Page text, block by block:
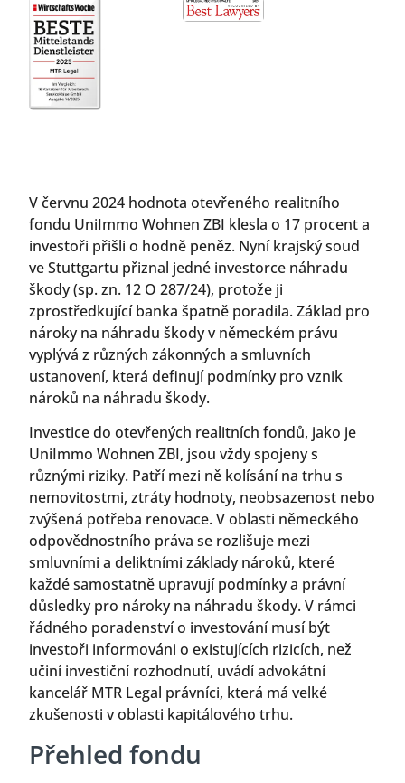
V červnu 2024 hodnota otevřeného realitního
fondu UniImmo Wohnen ZBI klesla o 17 procent a
investoři přišli o hodně peněz. Nyní krajský soud
ve Stuttgartu přiznal jedné investorce náhradu
škody (sp. zn. 12 O 287/24), protože ji
zprostředkující banka špatně poradila. Základ pro
nároky na náhradu škody v německém právu
vyplývá z různých zákonných a smluvních
ustanovení, která definují podmínky pro vznik
nároků na náhradu škody.
Investice do otevřených realitních fondů, jako je
UniImmo Wohnen ZBI, jsou vždy spojeny s
různými riziky. Patří mezi ně kolísání na trhu s
nemovitostmi, ztráty hodnoty, neobsazenost nebo
zvýšená potřeba renovace. V oblasti německého
odpovědnostního práva se rozlišuje mezi
smluvními a deliktními základy nároků, které
každé samostatně upravují podmínky a právní
důsledky pro nároky na náhradu škody. V rámci
řádného poradenství o investování musí být
investoři informováni o existujících rizicích, než
učiní investiční rozhodnutí, uvádí advokátní
kancelář MTR Legal právníci, která má velké
zkušenosti v oblasti kapitálového trhu.
Přehled fondu